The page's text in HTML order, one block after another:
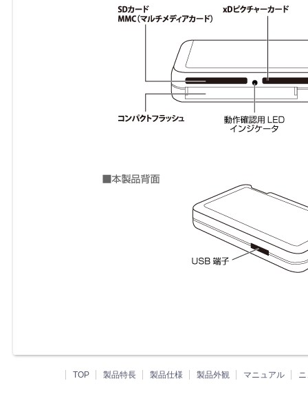
TOP 製品特長 製品仕様 製品外観 マニュアル